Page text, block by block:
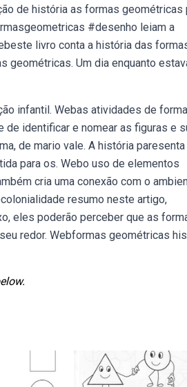
de história as formas geométricas
#desenho leiam a
livro conta a história das
geométricas. Um dia enquanto
infantil. Webas atividades de
de identificar e nomear as figuras e
de mario vale. A história paresenta
para os. Webo uso de elementos
cria uma conexão com o
resumo neste artigo,
eles poderão perceber que as
redor. Webformas geométricas